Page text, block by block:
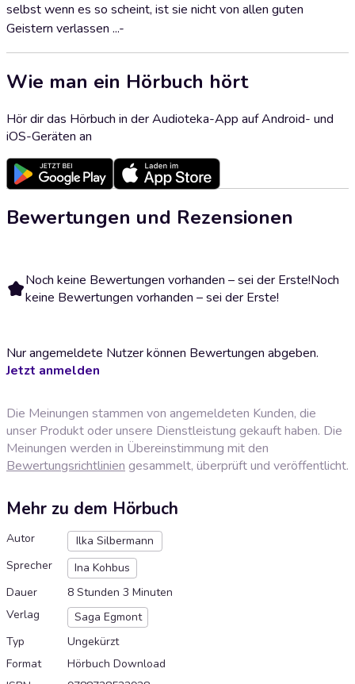
selbst wenn es so scheint, ist sie nicht von allen guten
Geistern verlassen ...-
Wie man ein Hörbuch hört
Hör dir das Hörbuch in der Audioteka-App auf Android- und
iOS-Geräten an
Bewertungen und Rezensionen
Noch keine Bewertungen vorhanden – sei der Erste!Noch
keine Bewertungen vorhanden – sei der Erste!
Nur angemeldete Nutzer können Bewertungen abgeben.
Jetzt anmelden
Die Meinungen stammen von angemeldeten Kunden, die
unser Produkt oder unsere Dienstleistung gekauft haben. Die
Meinungen werden in Übereinstimmung mit den
Bewertungsrichtlinien gesammelt, überprüft und veröffentlicht.
Mehr zu dem Hörbuch
Autor
Ilka Silbermann
Sprecher
Ina Kohbus
Dauer
8 Stunden 3 Minuten
Verlag
Saga Egmont
Typ
Ungekürzt
Format
Hörbuch Download